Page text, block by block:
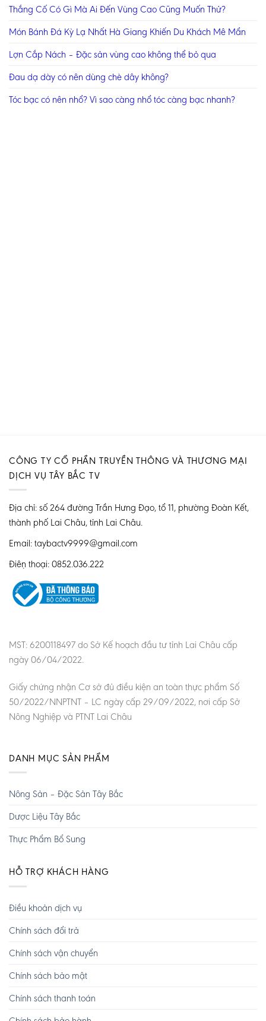
Thắng Cố Có Gì Mà Ai Đến Vùng Cao Cũng Muốn Thử?
Món Bánh Đá Kỳ Lạ Nhất Hà Giang Khiến Du Khách Mê Mẩn
Lợn Cắp Nách – Đặc sản vùng cao không thể bỏ qua
Đau dạ dày có nên dùng chè dây không?
Tóc bạc có nên nhổ? Vì sao càng nhổ tóc càng bạc nhanh?
CÔNG TY CỔ PHẦN TRUYỀN THÔNG VÀ THƯƠNG MẠI
DỊCH VỤ TÂY BẮC TV
Địa chỉ: số 264 đường Trần Hưng Đạo, tổ 11, phường Đoàn Kết,
thành phố Lai Châu, tỉnh Lai Châu.
Email: taybactv9999@gmail.com
Điện thoại: 0852.036.222
MST: 6200118497 do Sở Kế hoạch đầu tư tỉnh Lai Châu cấp
ngày 06/04/2022.
Giấy chứng nhận Cơ sở đủ điều kiện an toàn thực phẩm Số
50/2022/NNPTNT – LC ngày cấp 29/09/2022, nơi cấp Sở
Nông Nghiệp và PTNT Lai Châu
DANH MỤC SẢN PHẨM
Nông Sản – Đặc Sản Tây Bắc
Dược Liệu Tây Bắc
Thực Phẩm Bổ Sung
HỖ TRỢ KHÁCH HÀNG
Điều khoản dịch vụ
Chính sách đổi trả
Chính sách vận chuyển
Chính sách bảo mật
Chính sách thanh toán